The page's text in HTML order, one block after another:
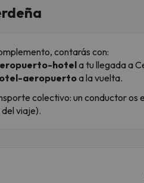
contarás con:
hotela tu llegada a
aeropuertoa la vuelta.
colectivo: un conductor os
viaje).